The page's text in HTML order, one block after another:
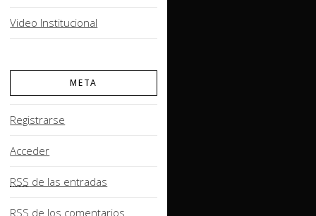
Video Institucional
META
Registrarse
Acceder
RSS de las entradas
RSS de los comentarios